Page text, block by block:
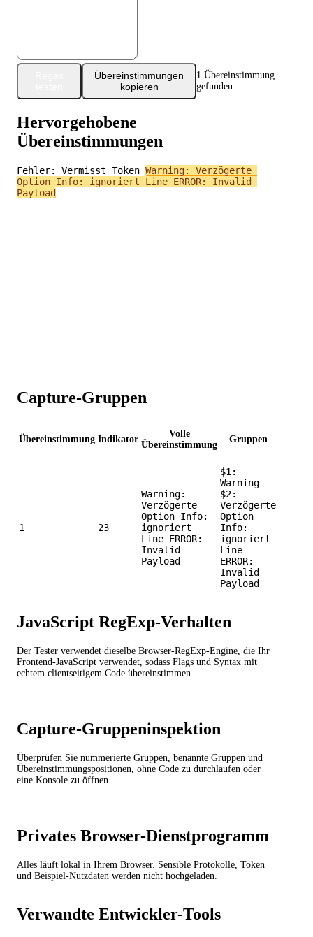
Übereinstimmungen
kopieren
1 Übereinstimmung
gefunden.
Hervorgehobene
Übereinstimmungen
Fehler: Vermisst Token Warning: Verzögerte
Option Info: ignoriert Line ERROR: Invalid
Payload
Capture-Gruppen
Übereinstimmung Indikator
Volle
Übereinstimmung
Gruppen
1 23
Warning:
Verzögerte
Option Info:
ignoriert
Line ERROR:
Invalid
Payload
$1:
Warning
$2:
Verzögerte
Option
Info:
ignoriert
Line
ERROR:
Invalid
Payload
JavaScript RegExp-Verhalten
Der Tester verwendet dieselbe Browser-RegExp-Engine, die Ihr
Frontend-JavaScript verwendet, sodass Flags und Syntax mit
echtem clientseitigem Code übereinstimmen.
Capture-Gruppeninspektion
Überprüfen Sie nummerierte Gruppen, benannte Gruppen und
Übereinstimmungspositionen, ohne Code zu durchlaufen oder
eine Konsole zu öffnen.
Privates Browser-Dienstprogramm
Alles läuft lokal in Ihrem Browser. Sensible Protokolle, Token
und Beispiel-Nutzdaten werden nicht hochgeladen.
Verwandte Entwickler-Tools